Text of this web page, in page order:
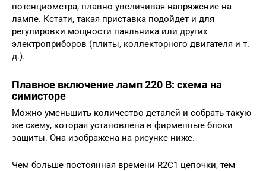
потенциометра, плавно увеличивая напряжение на
лампе. Кстати, такая приставка подойдет и для
регулировки мощности паяльника или других
электроприборов (плиты, коллекторного двигателя и т.
д.).
Плавное включение ламп 220 В: схема на
симисторе
Можно уменьшить количество деталей и собрать такую
же схему, которая установлена в фирменные блоки
защиты. Она изображена на рисунке ниже.
Чем больше постоянная времени R2С1 цепочки, тем